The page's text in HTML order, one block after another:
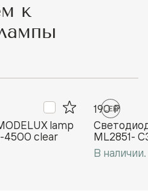
к
lamp
4500 clear
190 ₽
ML2851-
В наличии.